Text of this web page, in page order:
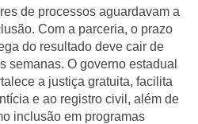
de processos aguardavam a
Com a parceria, o prazo
do resultado deve cair de
semanas. O governo estadual
a justiça gratuita, facilita
e ao registro civil, além de
inclusão em programas